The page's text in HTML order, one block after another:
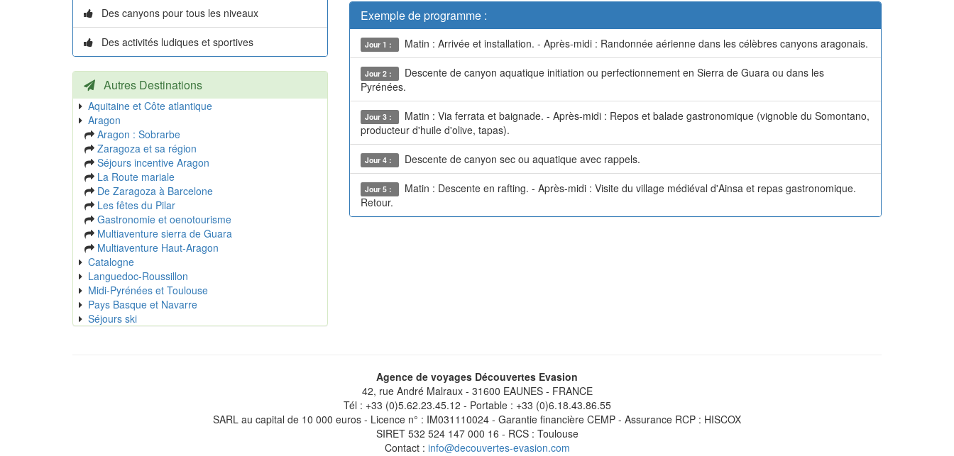
Des canyons pour tous les niveaux
Des activités ludiques et sportives
Autres Destinations
Aquitaine et Côte atlantique
Aragon
Aragon : Sobrarbe
Zaragoza et sa région
Séjours incentive Aragon
La Route mariale
De Zaragoza à Barcelone
Les fêtes du Pilar
Gastronomie et oenotourisme
Multiaventure sierra de Guara
Multiaventure Haut-Aragon
Catalogne
Languedoc-Roussillon
Midi-Pyrénées et Toulouse
Pays Basque et Navarre
Séjours ski
Exemple de programme :
Jour 1 : Matin : Arrivée et installation. - Après-midi : Randonnée aérienne dans les célèbres canyons aragonais.
Jour 2 :
Descente de canyon aquatique initiation ou perfectionnement en Sierra de Guara ou dans les
Pyrénées.
Jour 3 :
Matin : Via ferrata et baignade. - Après-midi : Repos et balade gastronomique (vignoble du Somontano,
producteur d'huile d'olive, tapas).
Jour 4 : Descente de canyon sec ou aquatique avec rappels.
Jour 5 :
Matin : Descente en rafting. - Après-midi : Visite du village médiéval d'Ainsa et repas gastronomique.
Retour.
Agence de voyages Découvertes Evasion
42, rue André Malraux - 31600 EAUNES - FRANCE
Tél : +33 (0)5.62.23.45.12 - Portable : +33 (0)6.18.43.86.55
SARL au capital de 10 000 euros - Licence n° : IM031110024 - Garantie financière CEMP - Assurance RCP : HISCOX
SIRET 532 524 147 000 16 - RCS : Toulouse
Contact : info@decouvertes-evasion.com